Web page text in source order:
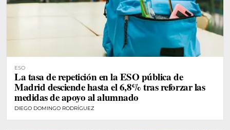
ESO
La tasa de repetición en la ESO pública de
Madrid desciende hasta el 6,8% tras reforzar las
medidas de apoyo al alumnado
DIEGO DOMINGO RODRÍGUEZ